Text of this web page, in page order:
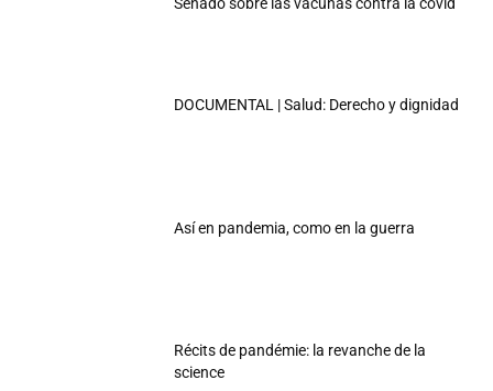
Senado sobre las vacunas contra la covid
DOCUMENTAL | Salud: Derecho y dignidad
Así en pandemia, como en la guerra
Récits de pandémie: la revanche de la
science